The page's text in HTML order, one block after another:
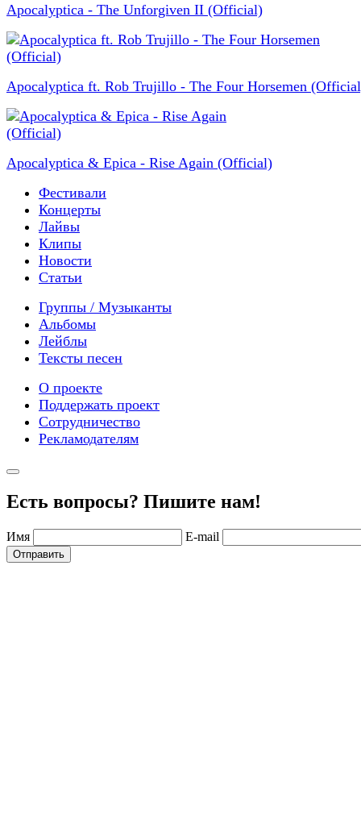
Apocalyptica - The Unforgiven II (Official)
Apocalyptica ft. Rob Trujillo - The Four Horsemen
Apocalyptica & Epica - Rise Again (Official)
Фестивали
Концерты
Лайвы
Клипы
Новости
Статьи
Группы / Музыканты
Альбомы
Лейблы
Тексты песен
О проекте
Поддержать проект
Сотрудничество
Рекламодателям
Есть вопросы? Пишите нам!
Имя E-mail